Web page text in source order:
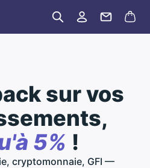
sur vos
5% !
cryptomonnaie, GFI —